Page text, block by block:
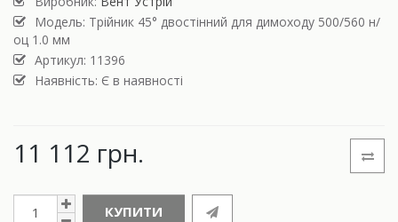
Модель: Трійник 45° двостінний для димоходу 500/560 н/
оц 1.0 мм
Артикул: 11396
Наявність: Є в наявності
11 112 грн.
КУПИТИ